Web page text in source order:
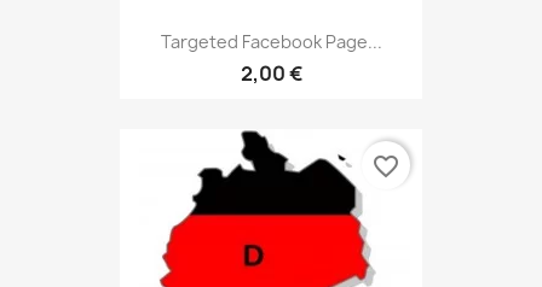
Targeted Facebook Page...
2,00 €
favorite_border